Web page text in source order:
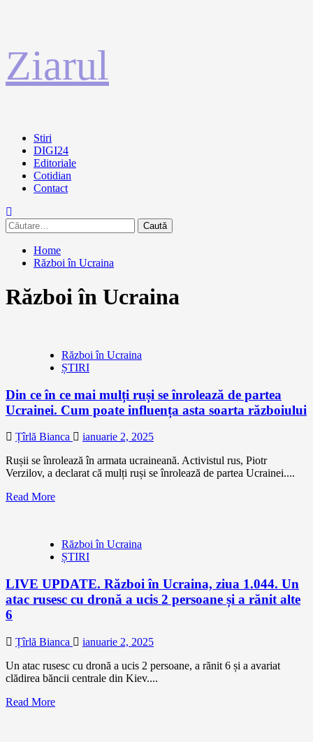
la
conținut
Ziarul
Primary
Menu
Stiri
DIGI24
Editoriale
Cotidian
Contact
Caută
după:
Home
Război în Ucraina
Război în Ucraina
Război în Ucraina
ȘTIRI
Din ce în ce mai mulți ruși se înrolează de partea
Ucrainei. Cum poate influența asta soarta războiului
Țîrlă Bianca
ianuarie 2, 2025
Rușii se înrolează în armata ucraineană. Activistul rus, Piotr
Verzilov, a declarat că mulți ruși se înrolează de partea Ucrainei....
Read More
Război în Ucraina
ȘTIRI
LIVE UPDATE. Război în Ucraina, ziua 1.044. Un
atac rusesc cu dronă a ucis 2 persoane și a rănit alte
6
Țîrlă Bianca
ianuarie 2, 2025
Un atac rusesc cu dronă a ucis 2 persoane, a rănit 6 și a avariat
clădirea băncii centrale din Kiev....
Read More